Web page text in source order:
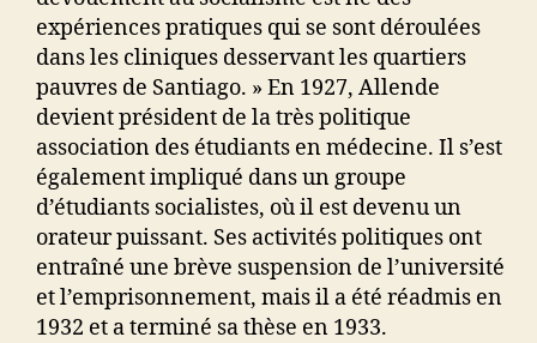
expériences pratiques qui se sont déroulées
dans les cliniques desservant les quartiers
pauvres de Santiago. » En 1927, Allende
devient président de la très politique
association des étudiants en médecine. Il s’est
également impliqué dans un groupe
d’étudiants socialistes, où il est devenu un
orateur puissant. Ses activités politiques ont
entraîné une brève suspension de l’université
et l’emprisonnement, mais il a été réadmis en
1932 et a terminé sa thèse en 1933.